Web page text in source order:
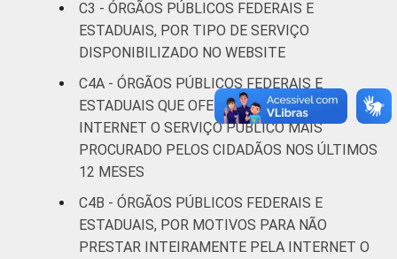
informação e comunicação no setor público
brasileiro – TIC Governo Eletrônico 2023.
C3 - ÓRGÃOS PÚBLICOS FEDERAIS E
ESTADUAIS, POR TIPO DE SERVIÇO
DISPONIBILIZADO NO WEBSITE
C4A - ÓRGÃOS PÚBLICOS FEDERAIS E
ESTADUAIS QUE OFERECERAM PELA
INTERNET O SERVIÇO PÚBLICO MAIS
PROCURADO PELOS CIDADÃOS NOS ÚLTIMOS
12 MESES
C4B - ÓRGÃOS PÚBLICOS FEDERAIS E
ESTADUAIS, POR MOTIVOS PARA NÃO
PRESTAR INTEIRAMENTE PELA INTERNET O